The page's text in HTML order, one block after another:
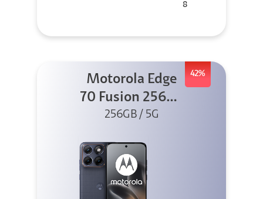
8
42%
Motorola Edge
70 Fusion 256GB
Azul
256GB / 5G